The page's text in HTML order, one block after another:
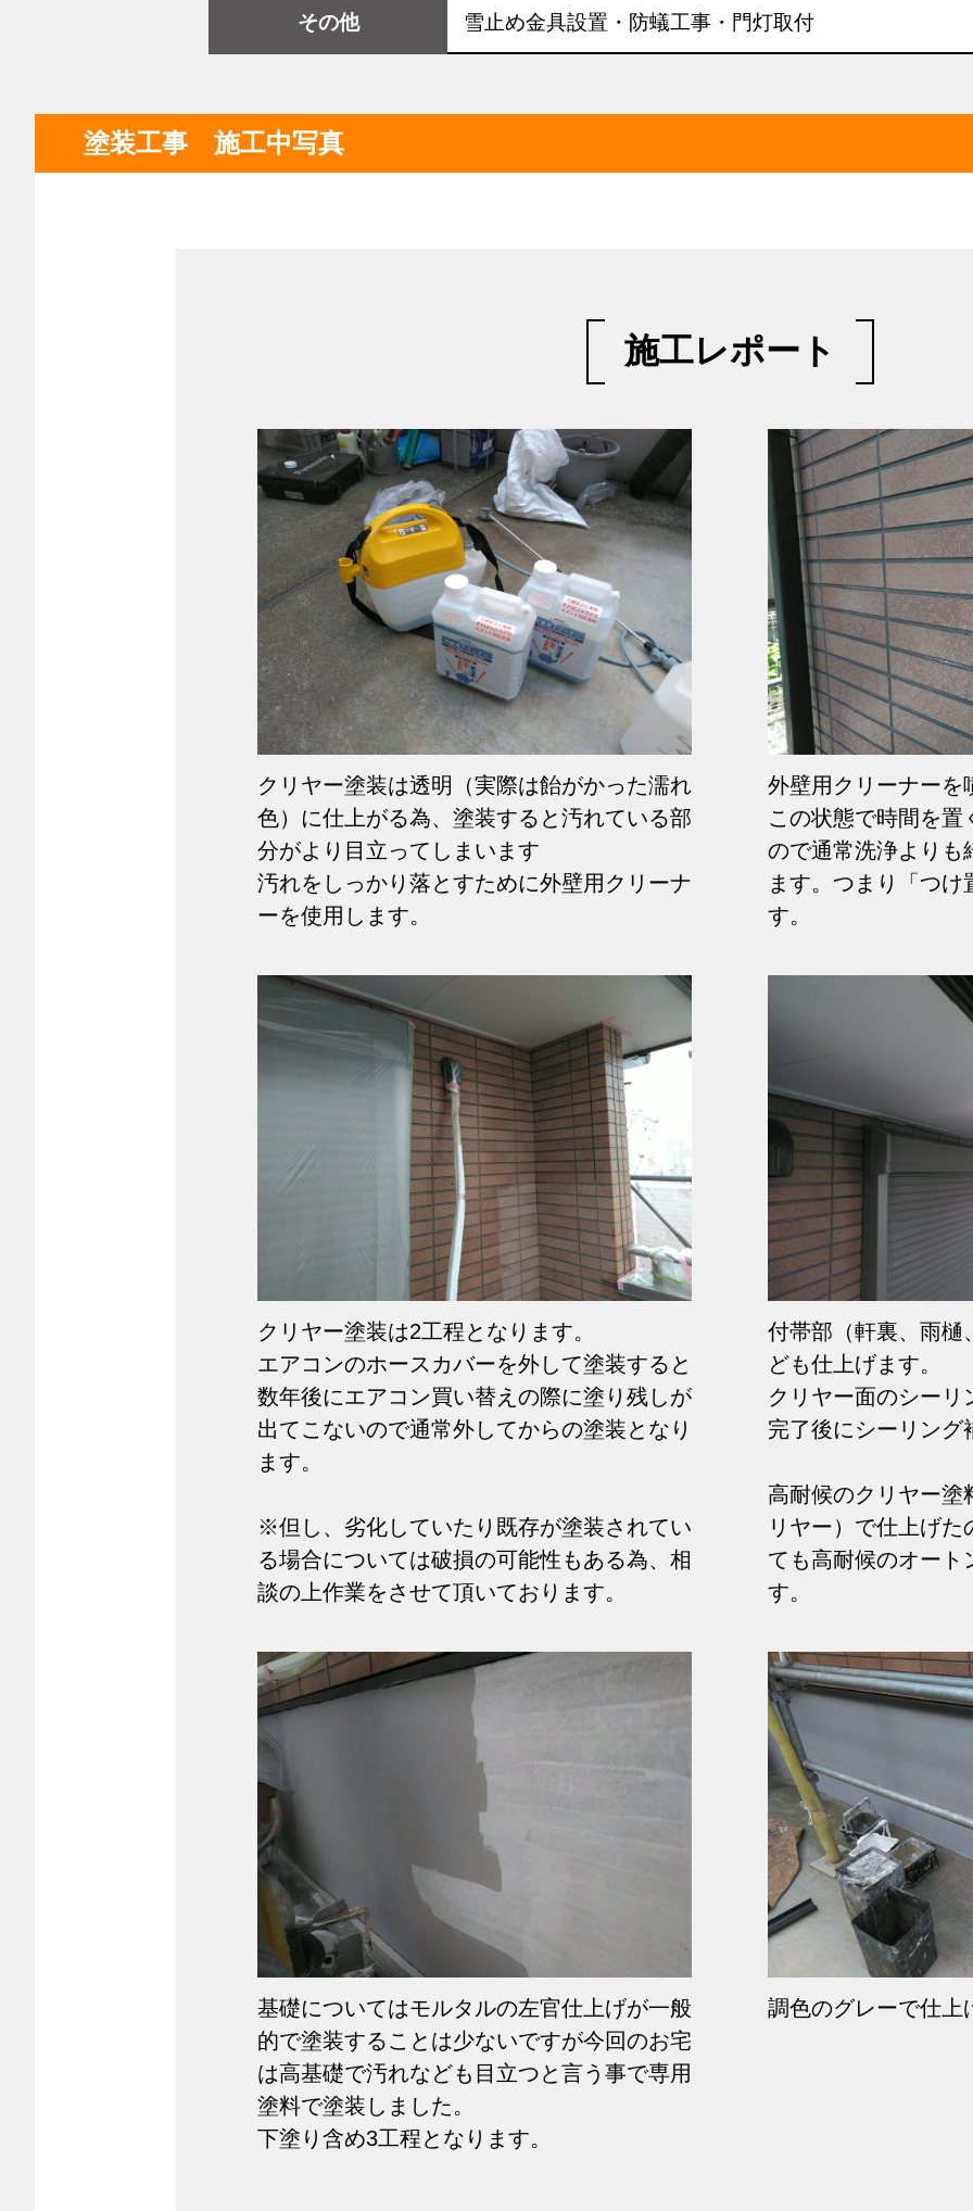
その他 雪止め金具設置・防蟻工事・門灯取付
塗装工事 施工中写真
施工レポート
クリヤー塗装は透明（実際は飴がかった濡れ
色）に仕上がる為、塗装すると汚れている部
分がより目立ってしまいます
汚れをしっかり落とすために外壁用クリーナ
ーを使用します。
外壁用クリーナーを
この状態で時間を置
ので通常洗浄よりも
ます。つまり「つ
す。
クリヤー塗装は2工程となります。
エアコンのホースカバーを外して塗装すると
数年後にエアコン買い替えの際に塗り残しが
出てこないので通常外してからの塗装となり
ます。
※但し、劣化していたり既存が塗装されてい
る場合については破損の可能性もある為、相
談の上作業をさせて頂いております。
付帯部（軒裏、雨樋
ども仕上げます。
クリヤー面のシーリ
完了後にシーリング
高耐候のクリヤー塗
リヤー）で仕上げ
ても高耐候のオート
す。
基礎についてはモルタルの左官仕上げが一般
的で塗装することは少ないですが今回のお宅
は高基礎で汚れなども目立つと言う事で専用
塗料で塗装しました。
下塗り含め3工程となります。
調色のグレーで仕上